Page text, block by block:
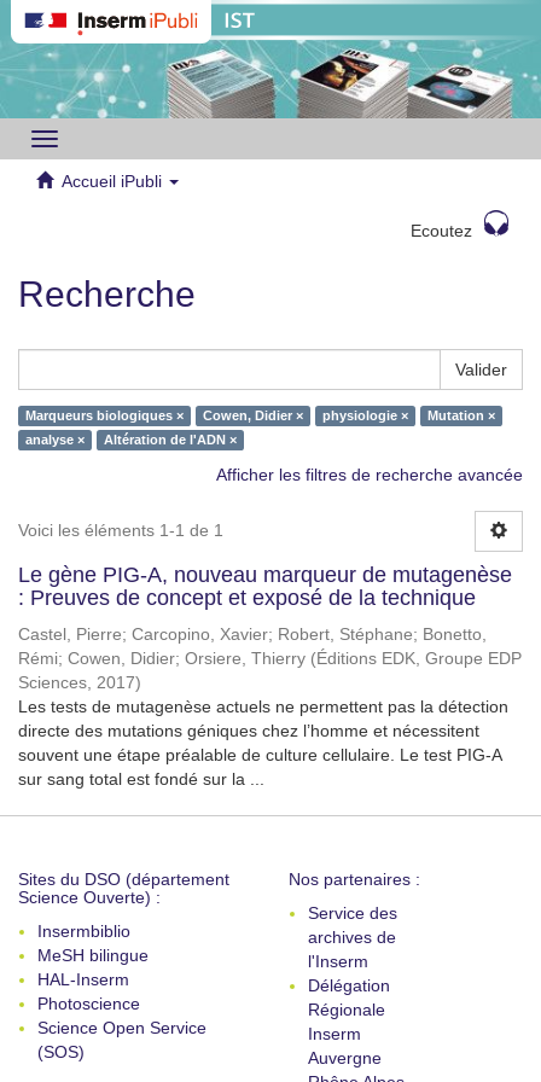
Toggle
navigation
Accueil iPubli
Ecoutez
Recherche
Valider
Marqueurs biologiques × Cowen, Didier × physiologie ×
Mutation ×
analyse ×
Altération de l'ADN ×
Afficher les filtres de recherche avancée
Voici les éléments 1-1 de 1
Le gène PIG-A, nouveau marqueur de mutagenèse
: Preuves de concept et exposé de la technique
Castel, Pierre; Carcopino, Xavier; Robert, Stéphane; Bonetto,
Rémi; Cowen, Didier; Orsiere, Thierry (Éditions EDK, Groupe EDP
Sciences, 2017)
Les tests de mutagenèse actuels ne permettent pas la détection
directe des mutations géniques chez l’homme et nécessitent
souvent une étape préalable de culture cellulaire. Le test PIG-A
sur sang total est fondé sur la ...
Sites du DSO (département
Science Ouverte) :
Insermbiblio
MeSH bilingue
HAL-Inserm
Photoscience
Science Open Service
(SOS)
Nos partenaires :
Service des
archives de
l'Inserm
Délégation
Régionale
Inserm
Auvergne